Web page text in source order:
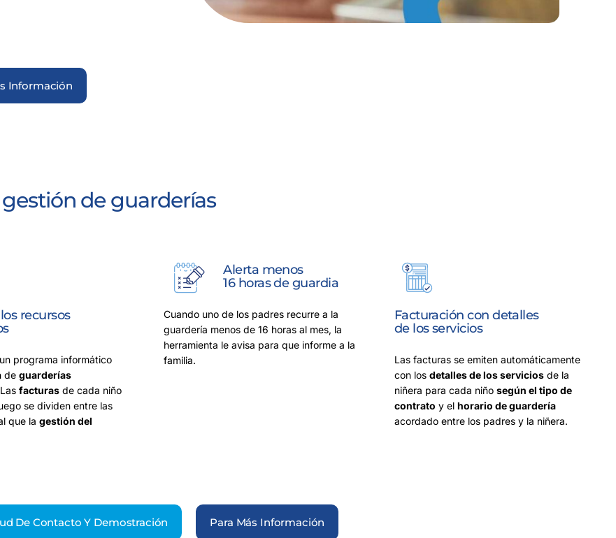
Información
de guarderías
recursos
programa informático
de guarderías
facturasde cada niño
se dividen entre las
que la gestión del
Alerta menos
16 horas de guardia
Cuando uno de los padres recurre a la
guardería menos de 16 horas al mes, la
herramienta le avisa para que informe a la
familia.
Facturación con detalles
de los servicios
Las facturas se emiten automáticamente
con los detalles de los serviciosde la
niñera para cada niño según el tipo de
contrato y el horario de guardería
acordado entre los padres y la niñera.
De Contacto Y Demostración Para Más Información